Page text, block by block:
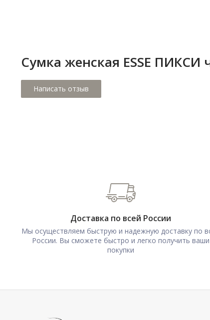
Сумка женская ESSE ПИКСИ
Доставка по всей России
Мы осуществляем быструю и надежную доставку по
России. Вы сможете быстро и легко получить ваши
покупки